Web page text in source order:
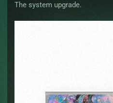
The system upgrade.